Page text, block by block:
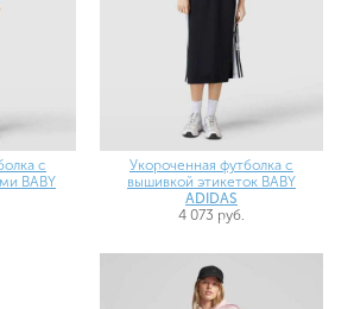
с
BABY
Укороченная футболка с
вышивкой этикеток BABY
ADIDAS
4 073 руб.